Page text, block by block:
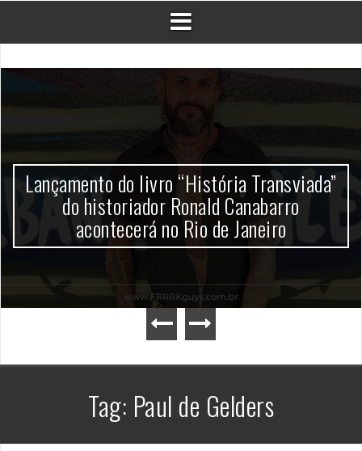
Lançamento do livro “História Transviada”
do historiador Ronald Canabarro
acontecerá no Rio de Janeiro
Tag: Paul de Gelders